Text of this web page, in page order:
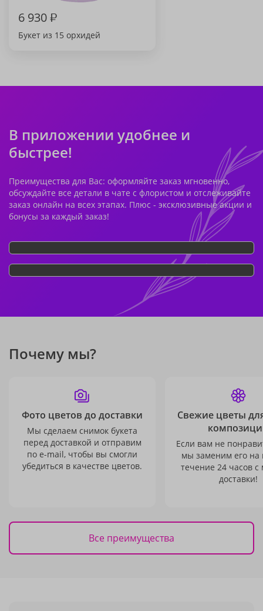
6 930₽
Букет из 15 орхидей
В приложении удобнее и
быстрее!
Преимущества для Вас: оформляйте заказ мгновенно,
обсуждайте все детали в чате с флористом и отслеживайте
заказ онлайн на всех этапах. Плюс - эксклюзивные акции и
бонусы за каждый заказ!
Почему мы?
Фото цветов до доставки
Мы сделаем снимок букета
перед доставкой и отправим
по e-mail, чтобы вы смогли
убедиться в качестве цветов.
Свежие цветы
Если вам не
мы заменим его на
течение 24 часов с
доставки!
Все преимущества